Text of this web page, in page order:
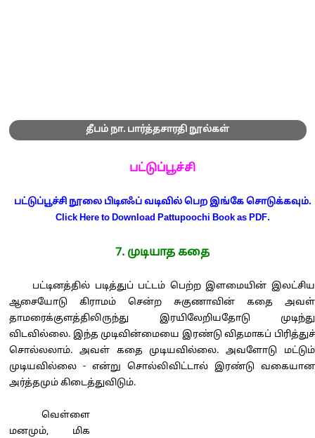
தீபம் நா. பார்த்தசாரதி நூல்கள்
பட்டுப்பூச்சி
பட்டுப்பூச்சி நூலை பிடிஎஃப் வடிவில் பெற இங்கே சொடுக்கவும்.
Click Here to Download Pattupoochi Book as PDF.
7. முடியாத கதை
பட்டினத்தில் படித்துப் பட்டம் பெற்ற இளமையின் இலட்சிய
ஆசையோடு கிராமம் சென்ற சுகுணாவின் கதை அவள்
தாமரைக்குளத்திலிருந்து இரயிலேறியதோடு முடிந்து
விடவில்லை. இந்த முடிவின்மையை இரண்டு விதமாகப் பிரித்துச்
சொல்லலாம். அவள் கதை முடியவில்லை. அவளோடு மட்டும்
முடியவில்லை - என்று சொல்லிவிட்டால் இரண்டு வகையான
அர்த்தமும் கிடைத்துவிடும்.
வெள்ளை
மனமும், மிக